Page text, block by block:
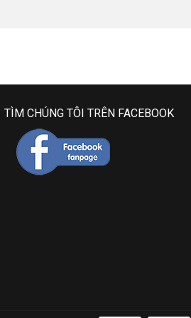
TÌM CHÚNG TÔI TRÊN FACEBOOK